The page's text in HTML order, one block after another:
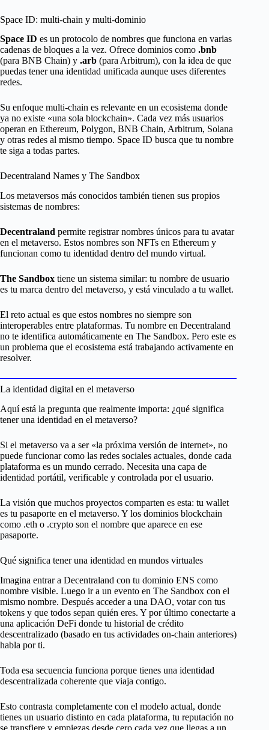
Space ID: multi-chain y multi-dominio
Space ID es un protocolo de nombres que funciona en varias
cadenas de bloques a la vez. Ofrece dominios como .bnb
(para BNB Chain) y .arb (para Arbitrum), con la idea de que
puedas tener una identidad unificada aunque uses diferentes
redes.
Su enfoque multi-chain es relevante en un ecosistema donde
ya no existe «una sola blockchain». Cada vez más usuarios
operan en Ethereum, Polygon, BNB Chain, Arbitrum, Solana
y otras redes al mismo tiempo. Space ID busca que tu nombre
te siga a todas partes.
Decentraland Names y The Sandbox
Los metaversos más conocidos también tienen sus propios
sistemas de nombres:
Decentraland permite registrar nombres únicos para tu avatar
en el metaverso. Estos nombres son NFTs en Ethereum y
funcionan como tu identidad dentro del mundo virtual.
The Sandbox tiene un sistema similar: tu nombre de usuario
es tu marca dentro del metaverso, y está vinculado a tu wallet.
El reto actual es que estos nombres no siempre son
interoperables entre plataformas. Tu nombre en Decentraland
no te identifica automáticamente en The Sandbox. Pero este es
un problema que el ecosistema está trabajando activamente en
resolver.
La identidad digital en el metaverso
Aquí está la pregunta que realmente importa: ¿qué significa
tener una identidad en el metaverso?
Si el metaverso va a ser «la próxima versión de internet», no
puede funcionar como las redes sociales actuales, donde cada
plataforma es un mundo cerrado. Necesita una capa de
identidad portátil, verificable y controlada por el usuario.
La visión que muchos proyectos comparten es esta: tu wallet
es tu pasaporte en el metaverso. Y los dominios blockchain
como .eth o .crypto son el nombre que aparece en ese
pasaporte.
Qué significa tener una identidad en mundos virtuales
Imagina entrar a Decentraland con tu dominio ENS como
nombre visible. Luego ir a un evento en The Sandbox con el
mismo nombre. Después acceder a una DAO, votar con tus
tokens y que todos sepan quién eres. Y por último conectarte a
una aplicación DeFi donde tu historial de crédito
descentralizado (basado en tus actividades on-chain anteriores)
habla por ti.
Toda esa secuencia funciona porque tienes una identidad
descentralizada coherente que viaja contigo.
Esto contrasta completamente con el modelo actual, donde
tienes un usuario distinto en cada plataforma, tu reputación no
se transfiere y empiezas desde cero cada vez que llegas a un